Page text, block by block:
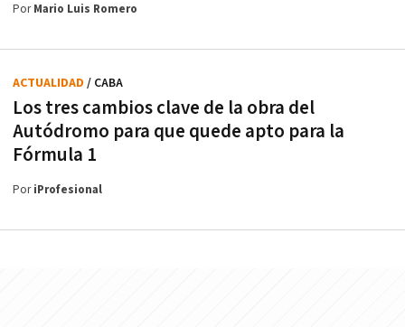
PorMario Luis Romero
Los tres cambios clave de la obra del
Autódromo para que quede apto para la
Fórmula 1
ACTUALIDAD / CABA
PoriProfesional